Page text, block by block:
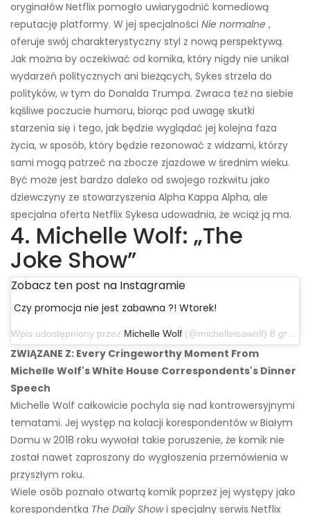
oryginałów Netflix pomogło uwiarygodnić komediową
reputację platformy. W jej specjalności Nie normalne ,
oferuje swój charakterystyczny styl z nową perspektywą.
Jak można by oczekiwać od komika, który nigdy nie unikał
wydarzeń politycznych ani bieżących, Sykes strzela do
polityków, w tym do Donalda Trumpa. Zwraca też na siebie
kąśliwe poczucie humoru, biorąc pod uwagę skutki
starzenia się i tego, jak będzie wyglądać jej kolejna faza
życia, w sposób, który będzie rezonować z widzami, którzy
sami mogą patrzeć na zbocze zjazdowe w średnim wieku.
Być może jest bardzo daleko od swojego rozkwitu jako
dziewczyny ze stowarzyszenia Alpha Kappa Alpha, ale
specjalna oferta Netflix Sykesa udowadnia, że ​​wciąż ją ma.
4. Michelle Wolf: „The
Joke Show”
Zobacz ten post na Instagramie
Czy promocja nie jest zabawna ?! Wtorek!
Wpis udostępniony przez Michelle Wolf (@michelleisawolf) 8 grudnia 2019 o 17:29 czasu PST
ZWIĄZANE Z: Every Cringeworthy Moment From
Michelle Wolf's White House Correspondents's Dinner
Speech
Michelle Wolf całkowicie pochyla się nad kontrowersyjnymi
tematami. Jej występ na kolacji korespondentów w Białym
Domu w 2018 roku wywołał takie poruszenie, że komik nie
został nawet zaproszony do wygłoszenia przemówienia w
przyszłym roku.
Wiele osób poznało otwartą komik poprzez jej występy jako
korespondentka The Daily Showi specjalny serwis Netflix